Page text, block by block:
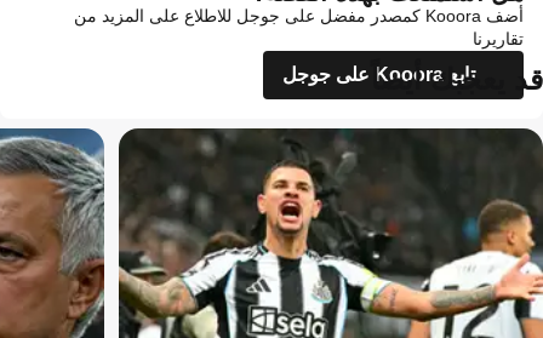
أضف Kooora كمصدر مفضل على جوجل للاطلاع على المزيد من
تقاريرنا
تابع Kooora على جوجل
قد يعجبك أيضاً